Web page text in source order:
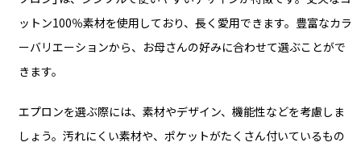
ットン100％素材を使用しており、長く愛用できます。豊富なカラ
ーバリエーションから、お母さんの好みに合わせて選ぶことがで
きます。
エプロンを選ぶ際には、素材やデザイン、機能性などを考慮しま
しょう。汚れにくい素材や、ポケットがたくさん付いているもの